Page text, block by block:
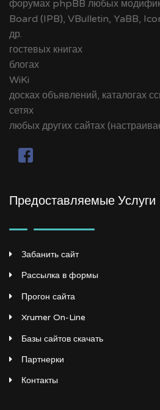
форумах phpBB любых
Board (IPB), VBulletin, YaBB,
др.
гостевых книгах
блогах
WiKi
досках объявлений, каталогах
сетях
любых других сайтах
Предоставляемые Услуги
Забанить сайт
Рассылка в формы
Прогон сайта
Xrumer On-Line
Базы сайтов скачать
Партнерки
Контакты